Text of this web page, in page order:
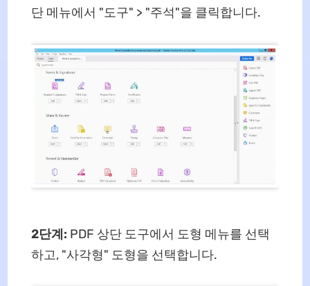
단 메뉴에서 "도구" > "주석"을 클릭합니다.
2단계: PDF 상단 도구에서 도형 메뉴를 선택
하고, "사각형" 도형을 선택합니다.